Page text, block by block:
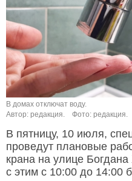
В домах отключат воду.
Автор: редакция.
Фото: редакция.
В пятницу, 10 июля,
проведут плановые
крана на улице
с этим с 10:00 до 14:00